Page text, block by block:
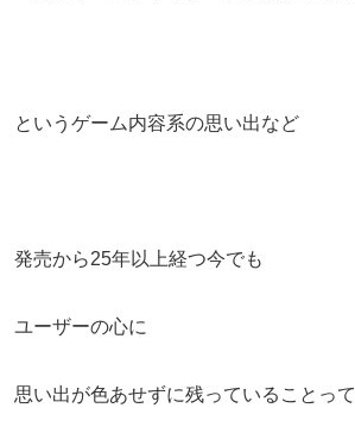
というゲーム内容系の思い出など
発売から25年以上経つ今でも
ユーザーの心に
思い出が色あせずに残っていることって